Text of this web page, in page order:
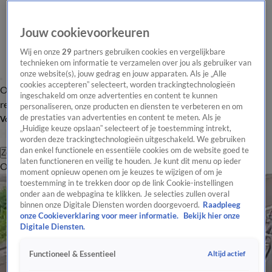
Overzicht Laatste nieuws Regionieuws Het beste van Hart
Tip de
redactie
Volg Hart van Nederland
Zoeken
OverzichtRegioUitzendingenWeerTip de redactiePanelVideo's
Jouw cookievoorkeuren
Wij en onze29 partners gebruiken cookies en vergelijkbare
technieken om informatie te verzamelen over jou als gebruiker van
onze website(s), jouw gedrag en jouw apparaten. Als je „Alle
cookies accepteren” selecteert, worden trackingtechnologieën
ingeschakeld om onze advertenties en content te kunnen
personaliseren, onze producten en diensten te verbeteren en om
de prestaties van advertenties en content te meten. Als je
„Huidige keuze opslaan” selecteert of je toestemming intrekt,
worden deze trackingtechnologieën uitgeschakeld. We gebruiken
dan enkel functionele en essentiële cookies om de website goed te
laten functioneren en veilig te houden. Je kunt dit menu op ieder
moment opnieuw openen om je keuzes te wijzigen of om je
toestemming in te trekken door op de link Cookie-instellingen
onder aan de webpagina te klikken. Je selecties zullen overal
binnen onze Digitale Diensten worden doorgevoerd. Raadpleeg
onze Cookieverklaring voor meer informatie.
Bekijk hier onze
Digitale Diensten.
Functioneel & Essentieel Altijd actief